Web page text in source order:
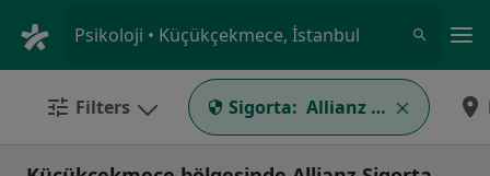
Psikoloji • Küçükçekmece, İstanbul
Filters Sigorta: Allianz Sigorta